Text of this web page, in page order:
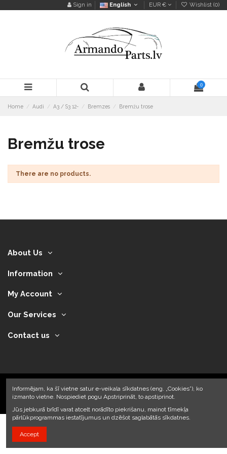
Sign in English EUR € Wishlist (0)
0
Home Audi A3 / S3 12- Bremzes Bremžu trose
Bremžu trose
There are no products.
About Us
Information
My Account
Our Services
Contact us
2024 © Armando Auto SIA
Informējam, ka šī vietne satur e-veikala sīkdatnes (eng. „Cookies”), ko
izmanto vietne. Nospiediet pogu Apstriprināt, to apstiprinot.
Jūs jebkurā brīdī varat atcelt norādīto piekrišanu, mainot tīmekļa
pārlūkprogrammas iestatījumus un dzēšot saglabātās sīkdatnes.
Accept